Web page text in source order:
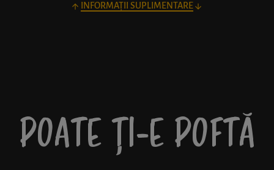
INFORMAȚII SUPLIMENTARE
POATE ȚI-E POFTĂ